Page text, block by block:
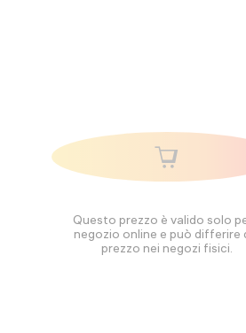
Questo prezzo è valido solo
negozio online e può differire
prezzo nei negozi fisici.